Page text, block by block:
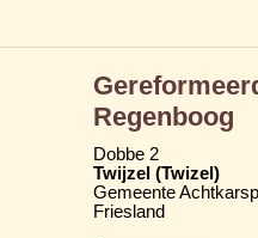
Regenboog
Dobbe 2
Twijzel (Twizel)
Gemeente
Friesland